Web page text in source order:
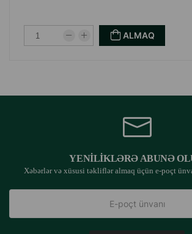
ALMAQ
YENILIKLƏRƏ ABUNƏ
Xəbərlər və xüsusi təkliflər almaq üçün e-poçt